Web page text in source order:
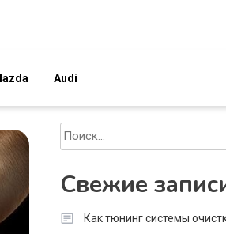
Audi
Свежие
Как тюнинг системы